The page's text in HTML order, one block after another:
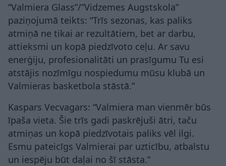
“Valmiera Glass”/”Vidzemes Augstskola”
paziņojumā teikts: “Trīs sezonas, kas paliks
atmiņā ne tikai ar rezultātiem, bet ar darbu,
attieksmi un kopā piedzīvoto ceļu. Ar savu
enerģiju, profesionalitāti un prasīgumu Tu esi
atstājis nozīmīgu nospiedumu mūsu klubā un
Valmieras basketbola stāstā.”
Kaspars Vecvagars: “Valmiera man vienmēr būs
īpaša vieta. Šie trīs gadi paskrējuši ātri, taču
atmiņas un kopā piedzīvotais paliks vēl ilgi.
Esmu pateicīgs Valmierai par uzticību, atbalstu
un iespēju būt daļai no šī stāsta.”